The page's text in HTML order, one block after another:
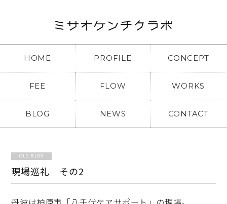
HOME PROFILE CONCEPT
FEE FLOW WORKS
BLOG NEWS CONTACT
OLD BLOG
現場巡礼 その2